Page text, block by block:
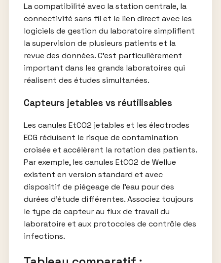
La compatibilité avec la station centrale, la
connectivité sans fil et le lien direct avec les
logiciels de gestion du laboratoire simplifient
la supervision de plusieurs patients et la
revue des données. C’est particulièrement
important dans les grands laboratoires qui
réalisent des études simultanées.
Capteurs jetables vs réutilisables
Les canules EtCO2 jetables et les électrodes
ECG réduisent le risque de contamination
croisée et accélèrent la rotation des patients.
Par exemple, les canules EtCO2 de Wellue
existent en version standard et avec
dispositif de piégeage de l’eau pour des
durées d’étude différentes. Associez toujours
le type de capteur au flux de travail du
laboratoire et aux protocoles de contrôle des
infections.